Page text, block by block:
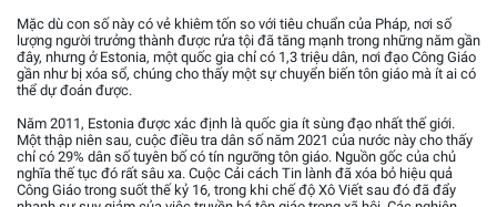
Mặc dù con số này có vẻ khiêm tốn so với tiêu chuẩn của Pháp, nơi số
lượng người trưởng thành được rửa tội đã tăng mạnh trong những năm gần
đây, nhưng ở Estonia, một quốc gia chỉ có 1,3 triệu dân, nơi đạo Công Giáo
gần như bị xóa sổ, chúng cho thấy một sự chuyển biến tôn giáo mà ít ai có
thể dự đoán được.
Năm 2011, Estonia được xác định là quốc gia ít sùng đạo nhất thế giới.
Một thập niên sau, cuộc điều tra dân số năm 2021 của nước này cho thấy
chỉ có 29% dân số tuyên bố có tín ngưỡng tôn giáo. Nguồn gốc của chủ
nghĩa thế tục đó rất sâu xa. Cuộc Cải cách Tin lành đã xóa bỏ hiệu quả
Công Giáo trong suốt thế kỷ 16, trong khi chế độ Xô Viết sau đó đã đẩy